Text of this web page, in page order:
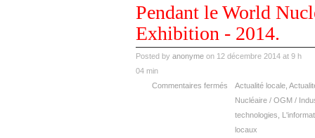
Pendant le World
Exhibition - 2014.
Posted by anonymeon 12 décembre 2014 at 9 h
04 min
Actualité locale,
Nucléaire / OGM /
technologies
locaux
Commentaires fermés